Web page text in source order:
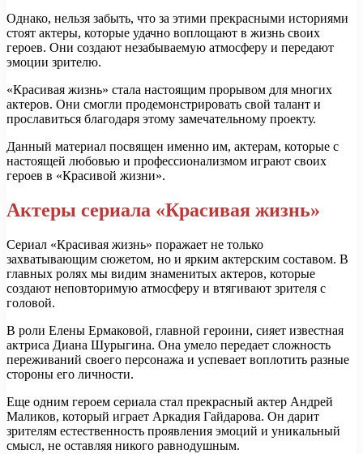
Однако, нельзя забыть, что за этими прекрасными историями
стоят актеры, которые удачно воплощают в жизнь своих
героев. Они создают незабываемую атмосферу и передают
эмоции зрителю.
«Красивая жизнь» стала настоящим прорывом для многих
актеров. Они смогли продемонстрировать свой талант и
прославиться благодаря этому замечательному проекту.
Данный материал посвящен именно им, актерам, которые с
настоящей любовью и профессионализмом играют своих
героев в «Красивой жизни».
Актеры сериала «Красивая жизнь»
Сериал «Красивая жизнь» поражает не только
захватывающим сюжетом, но и ярким актерским составом. В
главных ролях мы видим знаменитых актеров, которые
создают неповторимую атмосферу и втягивают зрителя с
головой.
В роли Елены Ермаковой, главной героини, сияет известная
актриса Диана Шурыгина. Она умело передает сложность
переживаний своего персонажа и успевает воплотить разные
стороны его личности.
Еще одним героем сериала стал прекрасный актер Андрей
Маликов, который играет Аркадия Гайдарова. Он дарит
зрителям естественность проявления эмоций и уникальный
смысл, не оставляя никого равнодушным.